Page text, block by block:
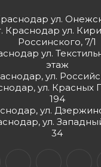
ул.
Краснодар ул.
Россинского, 7/1
ул.
этаж
ул.
ул. Красных
194
ул.
ул.
34